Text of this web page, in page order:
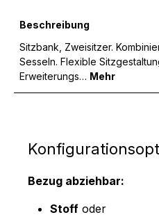
Beschreibung
Sitzbank, Zweisitzer.
Sesseln. Flexible
Erweiterungs… Mehr
Bezug abziehbar:
Stoff oder